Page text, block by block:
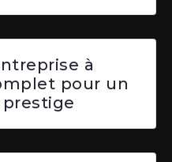
à
pour un